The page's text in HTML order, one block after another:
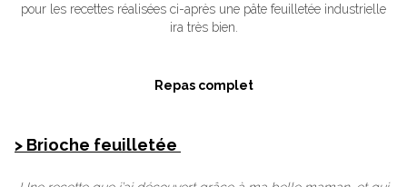
pour les recettes réalisées ci-après une pâte feuilletée industrielle
ira très bien.
Repas complet
> Brioche feuilletée